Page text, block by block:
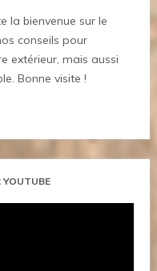
la bienvenue sur le
conseils pour
extérieur, mais aussi
Bonne visite !
YOUTUBE